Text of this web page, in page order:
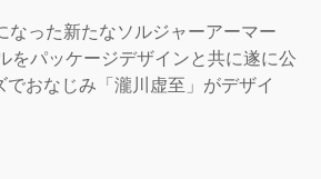
なった新たなソルジャーアーマー
をパッケージデザインと共に遂に公
でおなじみ「瀧川虚至」がデザイ